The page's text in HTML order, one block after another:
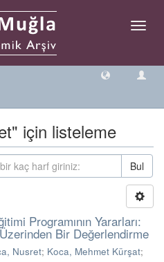
Geçiş
için listeleme
Bul
Programının Yararları:
Üzerinden Bir Değerlendirme
Nusret; Koca, Mehmet Kürşat;